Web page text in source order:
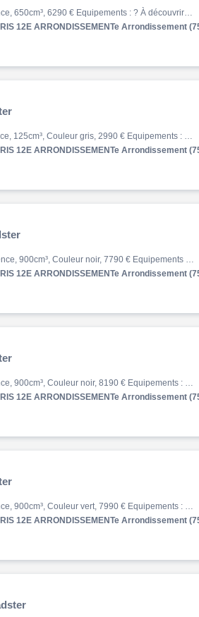
Z, 04/2026, 359 km, Première main, Essence, 650cm³, 6290 € Equipements : ? À découvrir chez Kawasaki Folie Mericourt : cette superbe Kawasaki Z 650 S 2026, disponible à crédit ou au comptant ! ? Exemple de financement personnalisé : Avec un apport de 1600 EUR, repartez au guidon…
12E ARRONDISSEMENTe Arrondissement
Z, 11/2023, 568 km, Première main, Essence, 125cm³, Couleur gris, 2990 € Equipements : Votre concession Kawasaki, Folie-Méricourt, vous propose cette magnifique Kawasaki ZE-1 à crédit ou au comptant : * Exemple de financement : Sur une durée de 37 mois avec 2500 apports , seulem…
12E ARRONDISSEMENTe Arrondissement
Z, 01/2026, 3091 km, Première main, Essence, 900cm³, Couleur noir, 7790 € Equipements : ? À découvrir chez Kawasaki Folie Mericourt : cette superbe Kawasaki Z 900 bridée A2 2025, disponible à crédit ou au comptant ! ? Exemple de financement personnalisé : Avec un apport de 2000 …
12E ARRONDISSEMENTe Arrondissement
Z, 01/2026, 864 km, Première main, Essence, 900cm³, Couleur noir, 8190 € Equipements : ? À découvrir chez Kawasaki Folie Mericourt : cette superbe Kawasaki Z 900 2026, disponible à crédit ou au comptant ! ? Exemple de financement personnalisé : Avec un apport de 2000 EUR, repart…
12E ARRONDISSEMENTe Arrondissement
Z, 01/2026, 467 km, Première main, Essence, 900cm³, Couleur vert, 7990 € Equipements : ? À découvrir chez Kawasaki Folie Mericourt : cette superbe Kawasaki Z 900 2026, disponible à crédit ou au comptant ! ? Exemple de financement personnalisé : Avec un apport de 2000 EUR, repart…
12E ARRONDISSEMENTe Arrondissement